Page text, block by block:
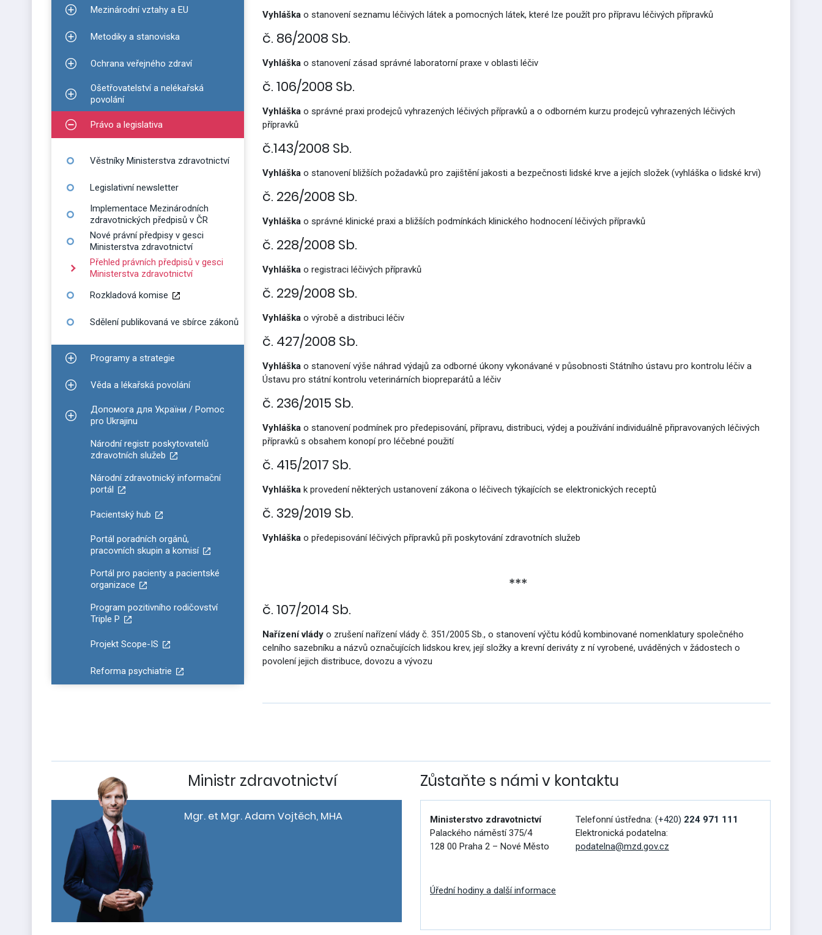
Zobrazit podmenu pro Mezinárodní vztahy a EU
Mezinárodní vztahy a EU
Zobrazit podmenu pro Metodiky a stanoviska
Metodiky a stanoviska
Zobrazit podmenu pro Ochrana veřejného zdraví
Ochrana veřejného zdraví
Zobrazit podmenu pro Ošetřovatelství a nelékařská povolání
Ošetřovatelství a nelékařská
povolání
Zobrazit podmenu pro Právo a legislativa
Právo a legislativa
Věstníky Ministerstva zdravotnictví
Legislativní newsletter
Implementace Mezinárodních
zdravotnických předpisů v ČR
Nové právní předpisy v gesci
Ministerstva zdravotnictví
Přehled právních předpisů v gesci
Ministerstva zdravotnictví
Rozkladová komise
Sdělení publikovaná ve sbírce zákonů
Zobrazit podmenu pro Programy a strategie
Programy a strategie
Zobrazit podmenu pro Věda a lékařská povolání
Věda a lékařská povolání
Zobrazit podmenu pro Допомога для України / Pomoc pro Ukrajinu
Допомога для України / Pomoc
pro Ukrajinu
Národní registr poskytovatelů
zdravotních služeb
Národní zdravotnický informační
portál
Pacientský hub
Portál poradních orgánů,
pracovních skupin a komisí
Portál pro pacienty a pacientské
organizace
Program pozitivního rodičovství
Triple P
Projekt Scope-IS
Reforma psychiatrie
Vyhláška o stanovení seznamu léčivých látek a pomocných látek, které lze použít pro přípravu léčivých přípravků
č. 86/2008 Sb.
Vyhláška o stanovení zásad správné laboratorní praxe v oblasti léčiv
č. 106/2008 Sb.
Vyhláška o správné praxi prodejců vyhrazených léčivých přípravků a o odborném kurzu prodejců vyhrazených léčivých
přípravků
č.143/2008 Sb.
Vyhláška o stanovení bližších požadavků pro zajištění jakosti a bezpečnosti lidské krve a jejích složek (vyhláška o lidské krvi)
č. 226/2008 Sb.
Vyhláška o správné klinické praxi a bližších podmínkách klinického hodnocení léčivých přípravků
č. 228/2008 Sb.
Vyhláška o registraci léčivých přípravků
č. 229/2008 Sb.
Vyhláška o výrobě a distribuci léčiv
č. 427/2008 Sb.
Vyhláška o stanovení výše náhrad výdajů za odborné úkony vykonávané v působnosti Státního ústavu pro kontrolu léčiv a
Ústavu pro státní kontrolu veterinárních biopreparátů a léčiv
č. 236/2015 Sb.
Vyhláška o stanovení podmínek pro předepisování, přípravu, distribuci, výdej a používání individuálně připravovaných léčivých
přípravků s obsahem konopí pro léčebné použití
č. 415/2017 Sb.
Vyhláška k provedení některých ustanovení zákona o léčivech týkajících se elektronických receptů
č. 329/2019 Sb.
Vyhláška o předepisování léčivých přípravků při poskytování zdravotních služeb
***
č. 107/2014 Sb.
Nařízení vlády o zrušení nařízení vlády č. 351/2005 Sb., o stanovení výčtu kódů kombinované nomenklatury společného
celního sazebníku a názvů označujících lidskou krev, její složky a krevní deriváty z ní vyrobené, uváděných v žádostech o
povolení jejich distribuce, dovozu a vývozu
Ministr zdravotnictví
Mgr. et Mgr. Adam Vojtěch, MHA
Zůstaňte s námi v kontaktu
Ministerstvo zdravotnictví
Palackého náměstí 375/4
128 00 Praha 2 – Nové Město
Telefonní ústředna: (+420) 224 971 111
Elektronická podatelna:
podatelna@mzd.gov.cz
Úřední hodiny a další informace